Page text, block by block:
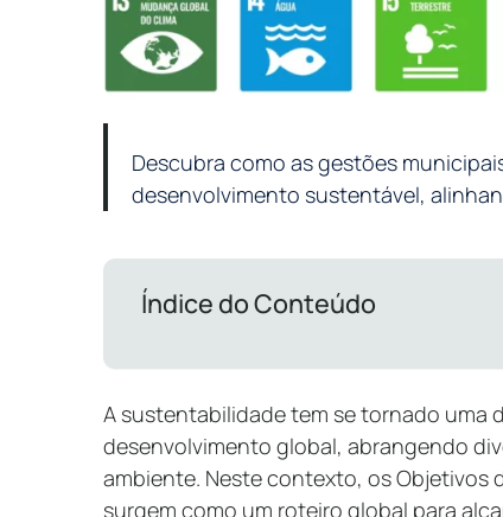
Descubra como as gestões
desenvolvimento sustentável,
Índice do Conteúdo
A sustentabilidade tem se tornado uma
desenvolvimento global, abrangendo
ambiente. Neste contexto, os Objetivos
surgem como um roteiro global para